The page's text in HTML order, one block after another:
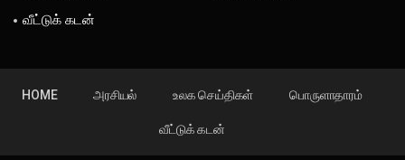
வீட்டுக் கடன்
HOME அரசியல் உலக செய்திகள் பொருளாதாரம்
வீட்டுக் கடன்